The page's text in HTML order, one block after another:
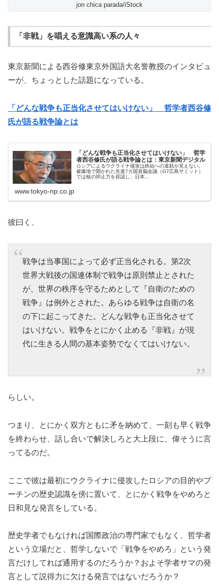
jon chica parada/iStock
「非戦」を唱える意識高い系の人々
東京新聞による西谷修東京外国語大名誉教授のインタビュ
ーが、ちょっとした話題になっている。
「どんな戦争も正当化させてはいけない」 哲学者西谷修
氏が語る戦争論とは
「どんな戦争も正当化させてはいけない」 哲学
者西谷修氏が語る戦争論とは：東京新聞デジタル
ロシアによるウクライナ侵攻は終結への道筋が見えない。
被爆地で開かれた先進7カ国首脳会議（G7広島サミット）
では核の抑止力を容認し、日本...
www.tokyo-np.co.jp
彼曰く、
戦争は当事国によって必ず正当化される。第2次
世界大戦後の国連体制で戦争は原則禁止とされた
が、世界の秩序を守るためとして『自衛のための
戦争』は例外とされた。あらゆる戦争は自衛の名
の下に起こってきた。どんな戦争も正当化させて
はいけない。戦争をとにかく止める『非戦』が現
代に生きる人間の基本姿勢でなくてはいけない。
らしい。
つまり、とにかく双方ともに矛を納めて、一刻も早く戦争
を終わらせ、話し合いで解決しろと大上段に、偉そうに言
ってるのだ。
ここで彼は最初にウクライナに侵攻したロシアの目的やプ
ーチンの歴史認識を傍に置いて、とにかく戦争をやめろと
日和見な発言をしている。
歴史学者でもなければ国際政治の専門家でもなく、哲学者
という立場だと、哲学しないで「戦争をやめろ」という発
言だけしてれば通用するのだろうか？およそ学者サマの発
言として説得力に欠ける発言ではないだろうか？